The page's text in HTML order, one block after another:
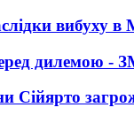
вибуху в
дилемою -
Сійярто